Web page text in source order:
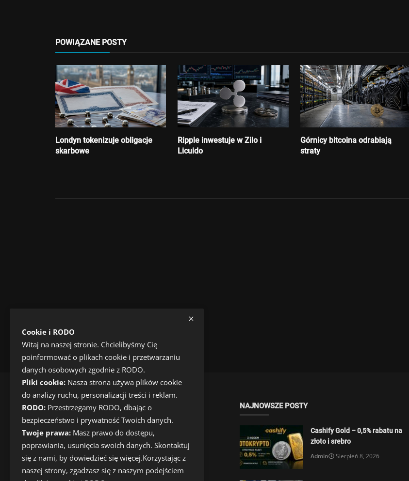
POWIĄZANE POSTY
Londyn tokenizuje obligacje
skarbowe
Ripple inwestuje w Zilo i
Licuido
Górnicy bitcoina odrabiają
straty
SBI Crypto kończy wydobycie
Admin Lipiec 2, 2026
Kryptowaluty
Tanzania szykuje przepisy dla
kryptowalut i stablecoinó...
O
Kryptowaluty wiadomości dnia
NAJNOWSZE POSTY
Cashify Gold – 0,5% rabatu na
złoto i srebro
Admin Sierpień 8, 2026
Cookie i RODO
Witaj na naszej stronie. Chcielibyśmy Cię
poinformować o plikach cookie i przetwarzaniu
danych osobowych zgodnie z RODO.
Pliki cookie: Nasza strona używa plików cookie
do analizy ruchu, personalizacji treści i reklam.
RODO: Przestrzegamy RODO, dbając o
bezpieczeństwo i prywatność Twoich danych.
Twoje prawa: Masz prawo do dostępu,
poprawiania, usunięcia swoich danych. Skontaktuj
się z nami, by dowiedzieć się więcej.Korzystając z
naszej strony, zgadzasz się z naszym podejściem